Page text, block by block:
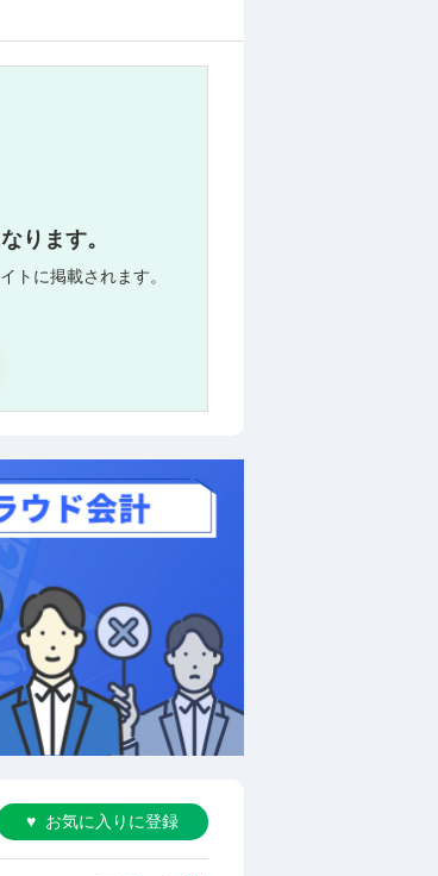
ります。
トに掲載されます。
お気に入りに登録